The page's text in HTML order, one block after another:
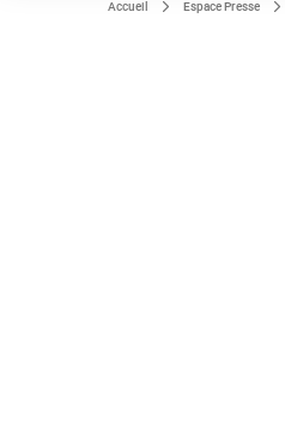
Accueil Espace Presse